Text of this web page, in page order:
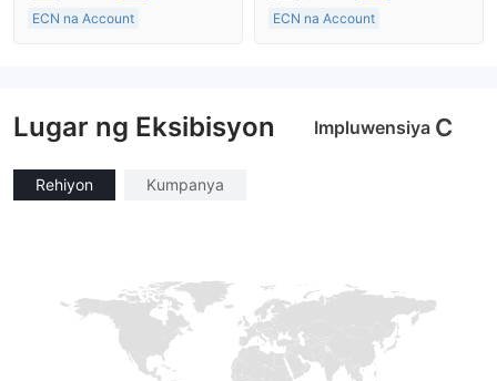
ECN na Account
Pangunahing label na MT4
ECN na Account
Pangunahing label na MT4
Lugar ng Eksibisyon Impluwensiya C
Rehiyon Kumpanya